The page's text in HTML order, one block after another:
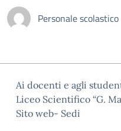
Personale scolastico
Ai docenti e agli
Liceo Scientifico “G.
Sito web- Sedi